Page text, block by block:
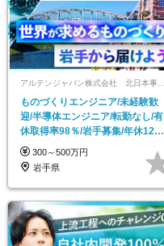
アルテンジャパン株式会社 北日本事業本部
ものづくりエンジニア/未経験歓
迎/半導体エンジニア/転勤なし/有
休取得率98％/岩手募集/年休125
日
300～500万円
岩手県